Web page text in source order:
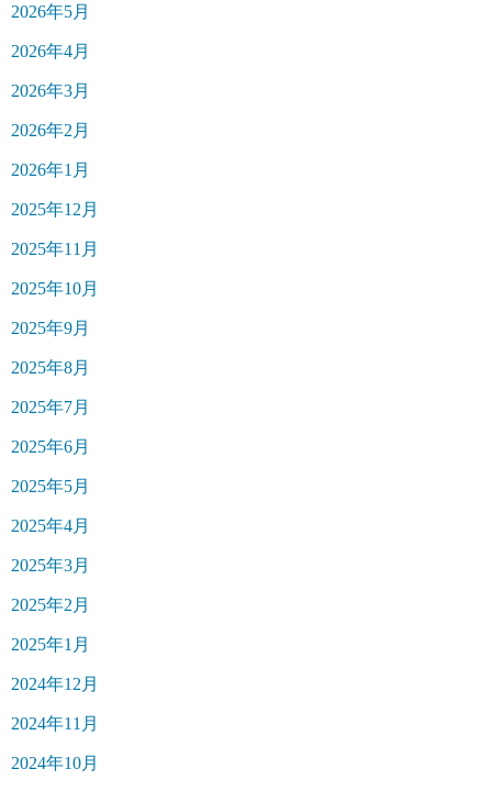
2026年5月
2026年4月
2026年3月
2026年2月
2026年1月
2025年12月
2025年11月
2025年10月
2025年9月
2025年8月
2025年7月
2025年6月
2025年5月
2025年4月
2025年3月
2025年2月
2025年1月
2024年12月
2024年11月
2024年10月